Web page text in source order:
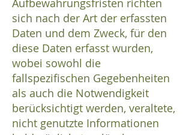
Aufbewahrungsfristen richten
sich nach der Art der erfassten
Daten und dem Zweck, für den
diese Daten erfasst wurden,
wobei sowohl die
fallspezifischen Gegebenheiten
als auch die Notwendigkeit
berücksichtigt werden, veraltete,
nicht genutzte Informationen